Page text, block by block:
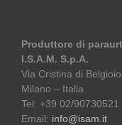
Produttore di
I.S.A.M. S.p.A.
Via Cristina di
Milano – Italia
Tel: +39 02/
Email: info@isam.it